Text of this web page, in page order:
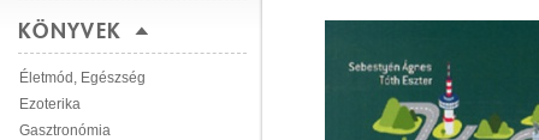
KÖNYVEK
Életmód, Egészség
Ezoterika
Gasztronómia